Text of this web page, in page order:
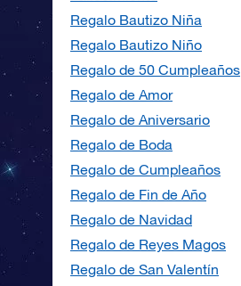
Regalo Bautizo Niña
Regalo Bautizo Niño
Regalo de 50 Cumpleaños
Regalo de Amor
Regalo de Aniversario
Regalo de Boda
Regalo de Cumpleaños
Regalo de Fin de Año
Regalo de Navidad
Regalo de Reyes Magos
Regalo de San Valentín